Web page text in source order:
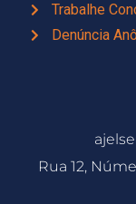
Trabalhe
Denúncia
Rua 12,